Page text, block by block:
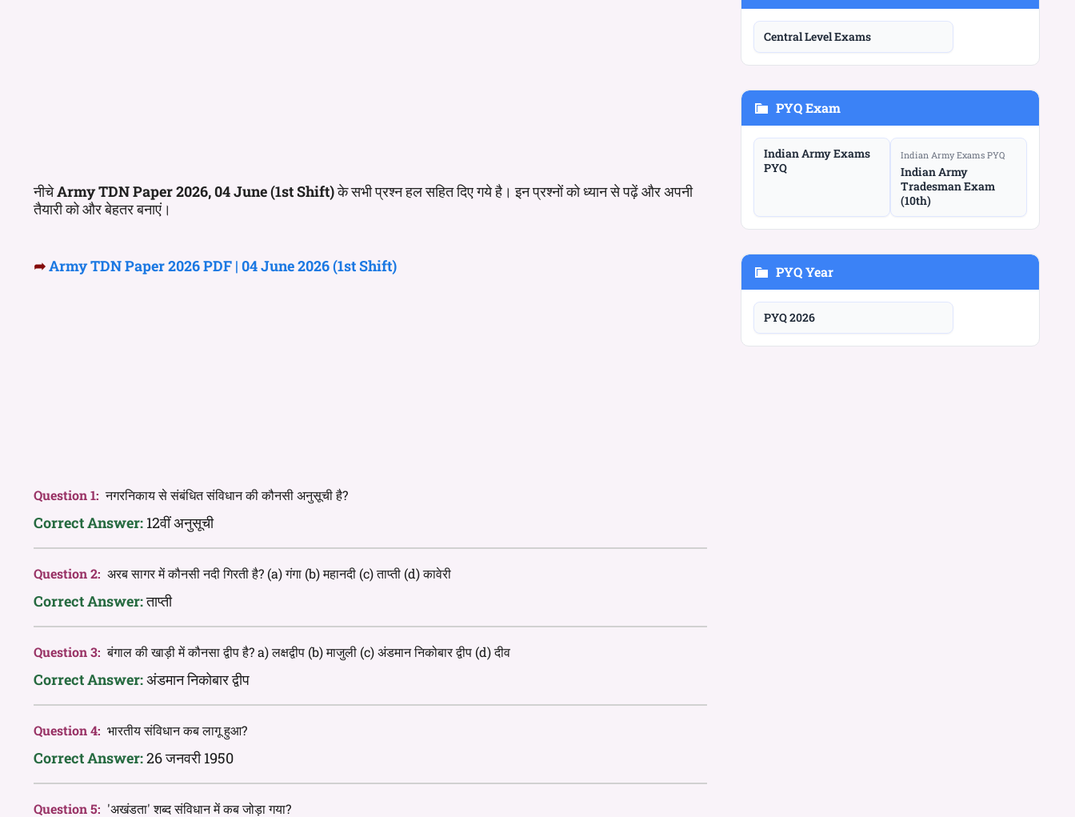
नीचेArmy TDNPaper 2026, 04 June (1st Shift)के सभी प्रश्न हल सहित दिए गये है। इन प्रश्नों को ध्यान से पढ़ें और अपनी
तैयारी को और बेहतर बनाएं।
➦Army TDN Paper 2026 PDF | 04 June 2026 (1st Shift)
Question 1: नगरनिकाय से संबंधित संविधान की कौनसी अनुसूची है?
Correct Answer: 12वीं अनुसूची
Question 2: अरब सागर में कौनसी नदी गिरती है? (a) गंगा (b) महानदी (c) ताप्ती (d) कावेरी
Correct Answer:ताप्ती
Question 3: बंगाल की खाड़ी में कौनसा द्वीप है? a) लक्षद्वीप (b) माजुली (c) अंडमान निकोबार द्वीप (d) दीव
Correct Answer:अंडमान निकोबार द्वीप
Question 4: भारतीय संविधान कब लागू हुआ?
Correct Answer:26 जनवरी 1950
Question 5: 'अखंडता' शब्द संविधान में कब जोड़ा गया?
Central Level Exams
PYQ Exam
Indian Army Exams
PYQ
Indian Army Exams PYQ
Indian Army
Tradesman Exam
(10th)
PYQ Year
PYQ 2026